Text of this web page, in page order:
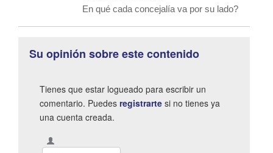
En qué cada concejalía va por su lado?
Su opinión sobre este contenido
Tienes que estar logueado para escribir un
comentario. Puedes registrarte si no tienes ya
una cuenta creada.